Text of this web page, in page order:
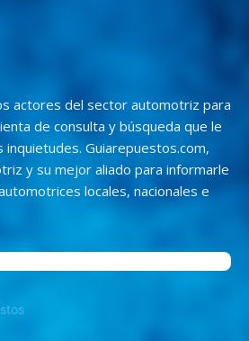
actores del sector automotriz para
de consulta y búsqueda que le
inquietudes. Guiarepuestos.com,
y su mejor aliado para informarle
locales, nacionales e